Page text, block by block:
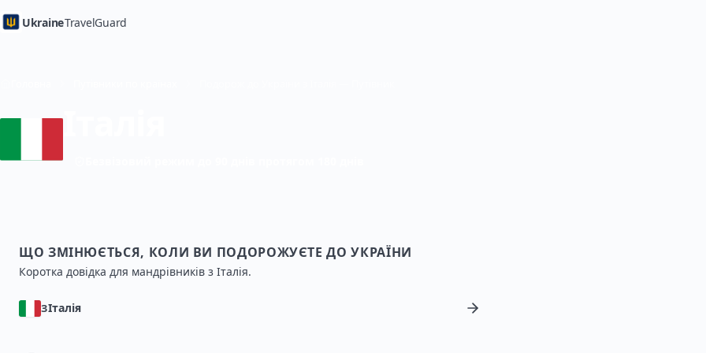
UkraineTravelGuard
ЩО ЗМІНЮЄТЬСЯ, КОЛИ ВИ ПОДОРОЖУЄТЕ ДО УКРАЇНИ
Коротка довідка для мандрівників з Італія.
ЗІталія